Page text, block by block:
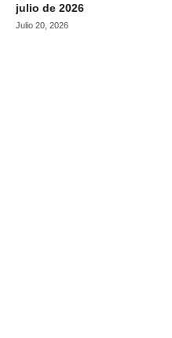
julio de 2026
Julio 20, 2026